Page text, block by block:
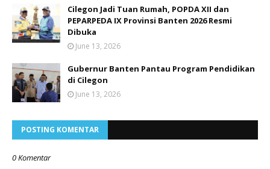
Cilegon Jadi Tuan Rumah, POPDA XII dan
PEPARPEDA IX Provinsi Banten 2026 Resmi
Dibuka
June 13, 2026
Gubernur Banten Pantau Program Pendidikan
di Cilegon
June 13, 2026
POSTING KOMENTAR
0 Komentar